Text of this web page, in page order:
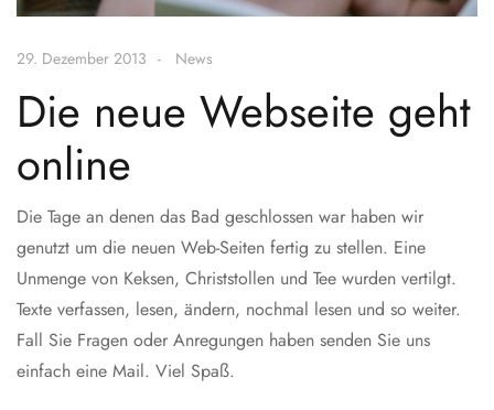
29. Dezember 2013 News
Die neue Webseite geht
online
Die Tage an denen das Bad geschlossen war haben wir
genutzt um die neuen Web-Seiten fertig zu stellen. Eine
Unmenge von Keksen, Christstollen und Tee wurden vertilgt.
Texte verfassen, lesen, ändern, nochmal lesen und so weiter.
Fall Sie Fragen oder Anregungen haben senden Sie uns
einfach eine Mail. Viel Spaß.